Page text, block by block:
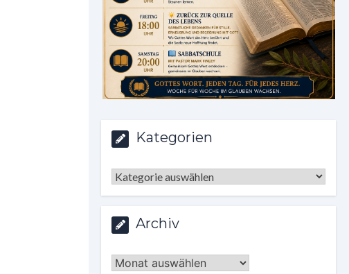
Kategorien
Kategorien
Archiv
Archiv